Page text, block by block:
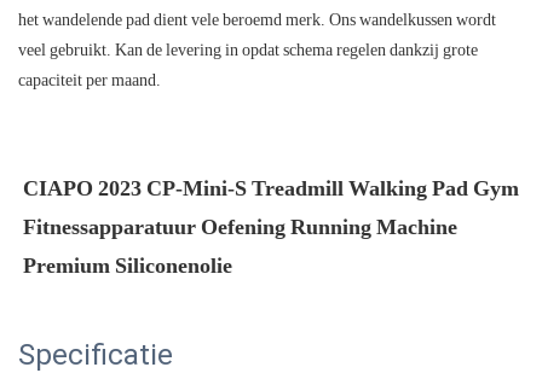
het wandelende pad dient vele beroemd merk. Ons wandelkussen wordt
veel gebruikt. Kan de levering in opdat schema regelen dankzij grote
capaciteit per maand.
CIAPO 2023 CP-Mini-S Treadmill Walking Pad Gym
Fitnessapparatuur Oefening Running Machine
Specificatie